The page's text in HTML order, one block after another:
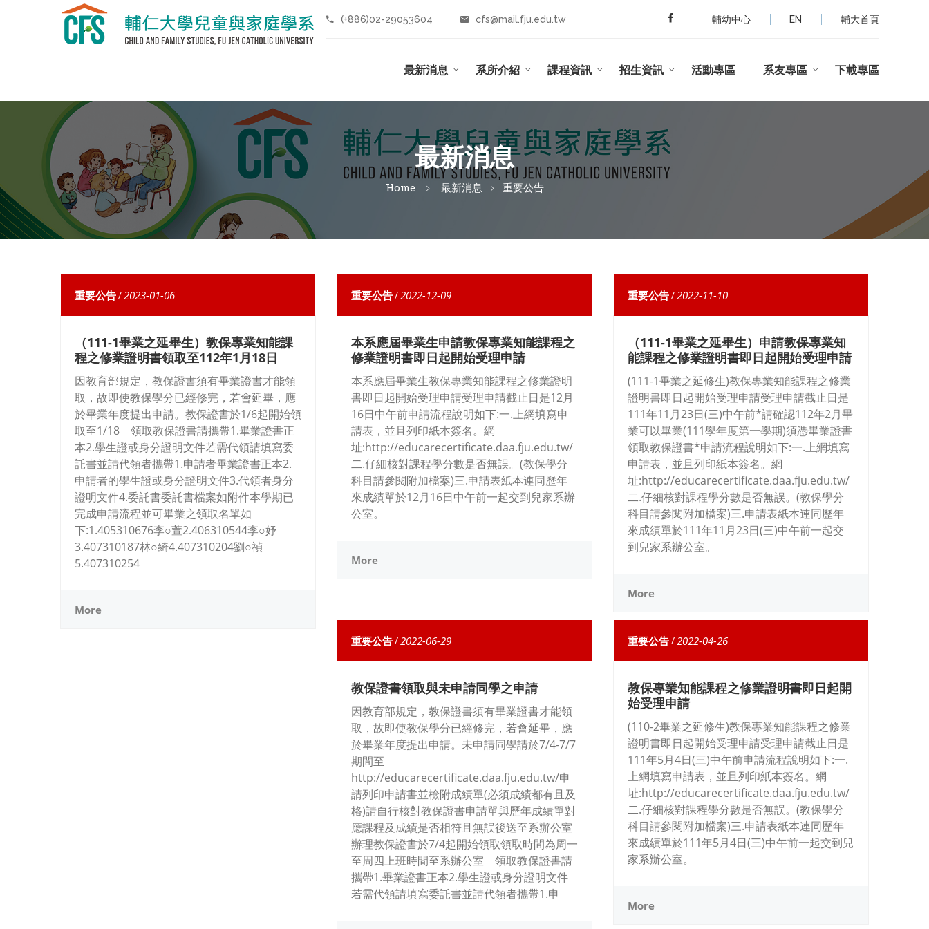
(+886)02-29053604 cfs@mail.fju.edu.tw 輔幼中心 EN 輔大首頁
最新消息 系所介紹 課程資訊 招生資訊 活動專區 系友專區 下載專區
最新消息
Home 最新消息 重要公告
重要公告/2023-01-06
（111-1畢業之延畢生）教保專業知能課
程之修業證明書領取至112年1月18日
因教育部規定，教保證書須有畢業證書才能領
取，故即使教保學分已經修完，若會延畢，應
於畢業年度提出申請。教保證書於1/6起開始領
取至1/18 領取教保證書請攜帶1.畢業證書正
本2.學生證或身分證明文件若需代領請填寫委
託書並請代領者攜帶1.申請者畢業證書正本2.
申請者的學生證或身分證明文件3.代領者身分
證明文件4.委託書委託書檔案如附件本學期已
完成申請流程並可畢業之領取名單如
下:1.405310676李○萱2.406310544李○妤
3.407310187林○綺4.407310204劉○禎
5.407310254
More
重要公告/2022-12-09
本系應屆畢業生申請教保專業知能課程之
修業證明書即日起開始受理申請
本系應屆畢業生教保專業知能課程之修業證明
書即日起開始受理申請受理申請截止日是12月
16日中午前申請流程說明如下:一.上網填寫申
請表，並且列印紙本簽名。網
址:http://educarecertificate.daa.fju.edu.tw/
二.仔細核對課程學分數是否無誤。(教保學分
科目請參閱附加檔案)三.申請表紙本連同歷年
來成績單於12月16日中午前一起交到兒家系辦
公室。
More
重要公告/2022-11-10
（111-1畢業之延畢生）申請教保專業知
能課程之修業證明書即日起開始受理申請
(111-1畢業之延修生)教保專業知能課程之修業
證明書即日起開始受理申請受理申請截止日是
111年11月23日(三)中午前*請確認112年2月畢
業可以畢業(111學年度第一學期)須憑畢業證書
領取教保證書*申請流程說明如下:一.上網填寫
申請表，並且列印紙本簽名。網
址:http://educarecertificate.daa.fju.edu.tw/
二.仔細核對課程學分數是否無誤。(教保學分
科目請參閱附加檔案)三.申請表紙本連同歷年
來成績單於111年11月23日(三)中午前一起交
到兒家系辦公室。
More
重要公告/2022-06-29
教保證書領取與未申請同學之申請
因教育部規定，教保證書須有畢業證書才能領
取，故即使教保學分已經修完，若會延畢，應
於畢業年度提出申請。未申請同學請於7/4-7/7
期間至
http://educarecertificate.daa.fju.edu.tw/申
請列印申請書並檢附成績單(必須成績都有且及
格)請自行核對教保證書申請單與歷年成績單對
應課程及成績是否相符且無誤後送至系辦公室
辦理教保證書於7/4起開始領取領取時間為周一
至周四上班時間至系辦公室 領取教保證書請
攜帶1.畢業證書正本2.學生證或身分證明文件
若需代領請填寫委託書並請代領者攜帶1.申
重要公告/2022-04-26
教保專業知能課程之修業證明書即日起開
始受理申請
(110-2畢業之延修生)教保專業知能課程之修業
證明書即日起開始受理申請受理申請截止日是
111年5月4日(三)中午前申請流程說明如下:一.
上網填寫申請表，並且列印紙本簽名。網
址:http://educarecertificate.daa.fju.edu.tw/
二.仔細核對課程學分數是否無誤。(教保學分
科目請參閱附加檔案)三.申請表紙本連同歷年
來成績單於111年5月4日(三)中午前一起交到兒
家系辦公室。
More